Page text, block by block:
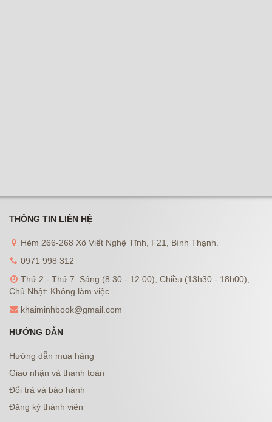
THÔNG TIN LIÊN HỆ
Hẻm 266-268 Xô Viết Nghệ Tĩnh, F21, Bình Thạnh.
0971 998 312
Thứ 2 - Thứ 7: Sáng (8:30 - 12:00); Chiều (13h30 - 18h00);
Chủ Nhật: Không làm việc
khaiminhbook@gmail.com
HƯỚNG DẪN
Hướng dẫn mua hàng
Giao nhận và thanh toán
Đổi trả và bảo hành
Đăng ký thành viên